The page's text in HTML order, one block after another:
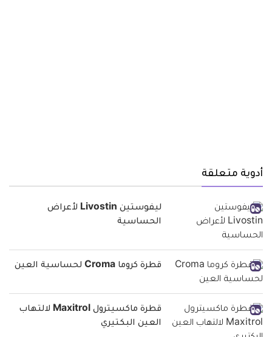
أدوية متعلقة
ليفوستين Livostin لأعراض
الحساسية
قطرة كروما Croma لحساسية العين
قطرة ماكسيترول Maxitrol لالتهاب
العين البكتيري